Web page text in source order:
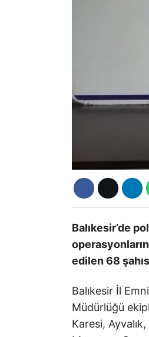
Balıkesir’de
edilen 68
Balıkesir İl
Müdürlüğü
Karesi,